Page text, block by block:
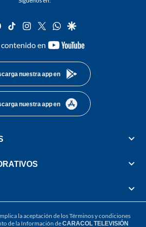
facebook
tiktok instagram
twitterwhatsapp
google
en
youtube-
nuestra app en
nuestra app en
la aceptación de losTérminos y condiciones
de la Información deCARACOL TELEVISIÓN